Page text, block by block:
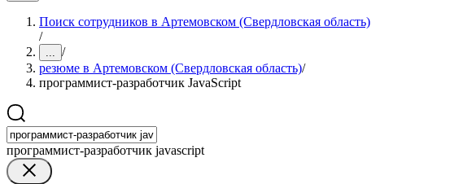
Поиск сотрудников в Артемовском (Свердловская область)
/
... /
резюме в Артемовском (Свердловская область)/
программист-разработчик JavaScript
программист-разработчик javascript